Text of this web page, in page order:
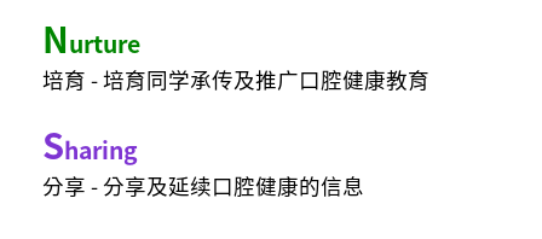
Nurture
培育 - 培育同学承传及推广口腔健康教育
Sharing
分享 - 分享及延续口腔健康的信息